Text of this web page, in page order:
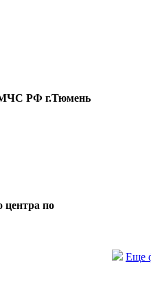
МЧС РФ г.Тюмень
центра по
Еще